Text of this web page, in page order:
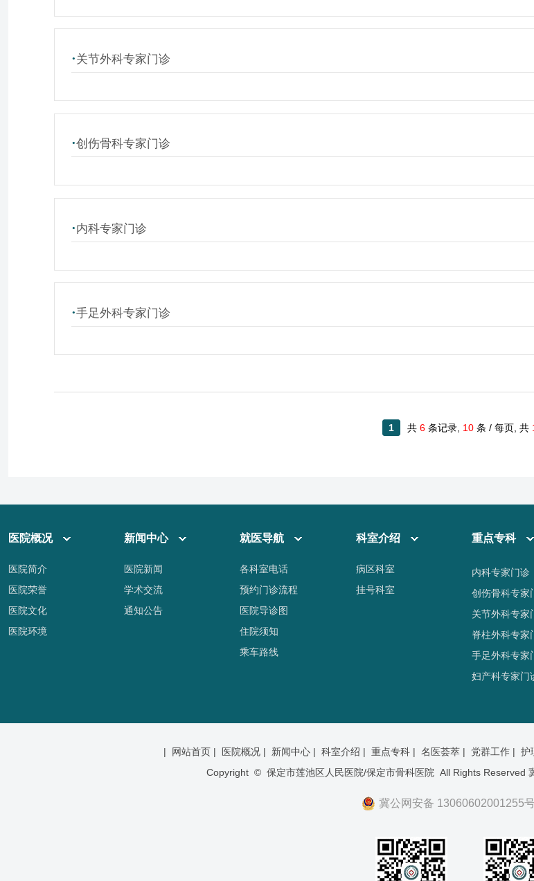
·关节外科专家门诊
·创伤骨科专家门诊
·内科专家门诊
·手足外科专家门诊
1 共 6 条记录, 10 条 / 每页, 共
医院概况
医院简介
医院荣誉
医院文化
医院环境
新闻中心
医院新闻
学术交流
通知公告
就医导航
各科室电话
预约门诊流程
医院导诊图
住院须知
乘车路线
科室介绍
病区科室
挂号科室
重点专科
内科专家门诊
创伤骨科专家
关节外科专家
脊柱外科专家
手足外科专家
妇产科专家门
| 网站首页 | 医院概况 | 新闻中心 | 科室介绍 | 重点专科 | 名医荟萃 | 党群工作 | 护
Copyright © 保定市莲池区人民医院/保定市骨科医院 All Rights Reserved
冀公网安备 13060602001255